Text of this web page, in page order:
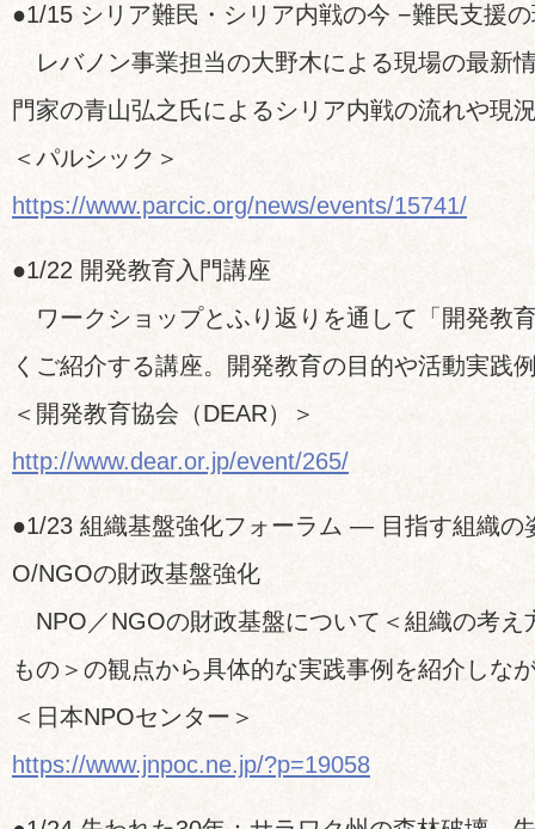
●1/15 シリア難民・シリア内戦の今 −難民支援
レバノン事業担当の大野木による現場の最新
門家の青山弘之氏によるシリア内戦の流れや現
＜パルシック＞
https://www.parcic.org/news/events/15741/
●1/22 開発教育入門講座
ワークショップとふり返りを通して「開発教
くご紹介する講座。開発教育の目的や活動実践
＜開発教育協会（DEAR）＞
http://www.dear.or.jp/event/265/
●1/23 組織基盤強化フォーラム ― 目指す組織の
O/NGOの財政基盤強化
NPO／NGOの財政基盤について＜組織の考え
もの＞の観点から具体的な実践事例を紹介しな
＜日本NPOセンター＞
https://www.jnpoc.ne.jp/?p=19058